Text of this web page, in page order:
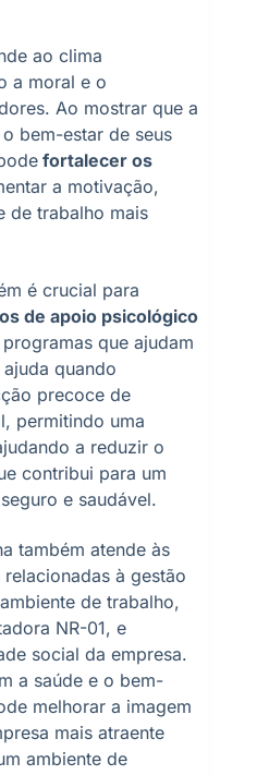
ao clima
a moral e o
Ao mostrar que a
bem-estar de seus
fortalecer os
a motivação,
de trabalho mais
é crucial para
de apoio psicológico
que ajudam
quando
precoce de
permitindo uma
a reduzir o
contribui para um
e saudável.
também atende às
à gestão
de trabalho,
NR-01, e
social da empresa.
a saúde e o bem-
melhorar a imagem
mais atraente
ambiente de